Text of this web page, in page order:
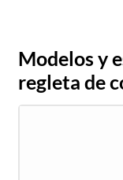
Modelos y
regleta de